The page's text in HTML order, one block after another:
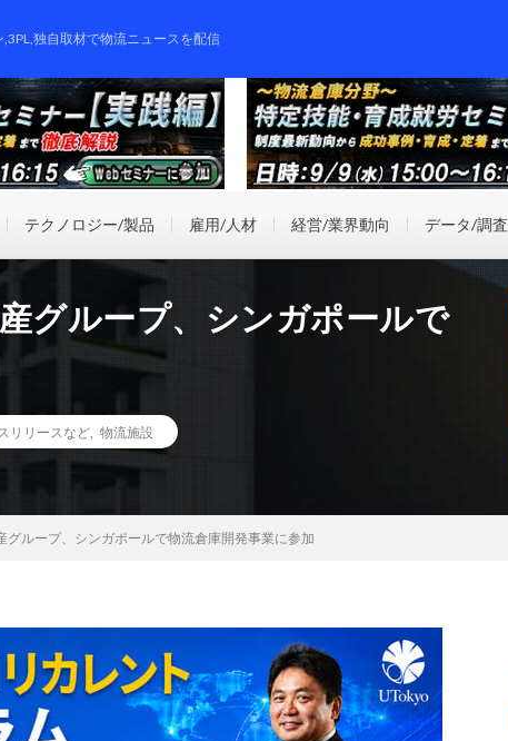
独自取材で物流ニュースを配信
テクノロジー/製品 雇用/人材 経営/業界動向 データ/調査
グループ、シンガポールで
リリースなど 物流施設
グループ、シンガポールで物流倉庫開発事業に参加